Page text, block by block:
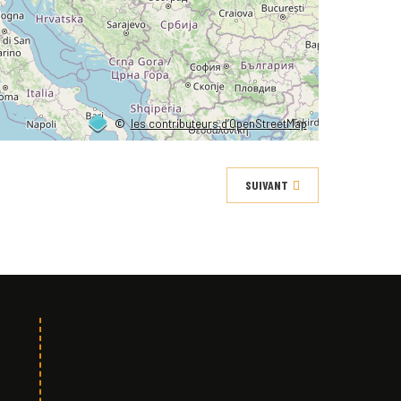
©les contributeurs d’OpenStreetMap
SUIVANT